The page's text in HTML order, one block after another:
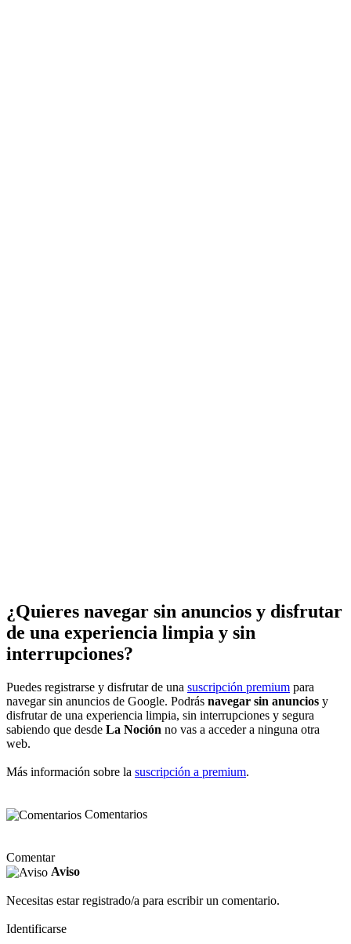
¿Quieres navegar sin anuncios y disfrutar
de una experiencia limpia y sin
interrupciones?
Puedes registrarse y disfrutar de una suscripción premium para
navegar sin anuncios de Google. Podrás navegar sin anuncios y
disfrutar de una experiencia limpia, sin interrupciones y segura
sabiendo que desde La Noción no vas a acceder a ninguna otra
web.
Más información sobre la suscripción a premium.
Comentarios
Comentar
Aviso
Necesitas estar registrado/a para escribir un comentario.
Identificarse